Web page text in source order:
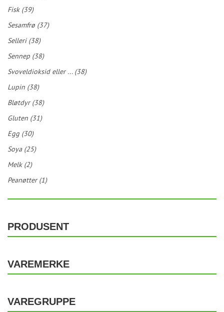
Fisk (39)
Sesamfrø (37)
Selleri (38)
Sennep (38)
Svoveldioksid eller ... (38)
Lupin (38)
Bløtdyr (38)
Gluten (31)
Egg (30)
Soya (25)
Melk (2)
Peanøtter (1)
PRODUSENT
VAREMERKE
VAREGRUPPE